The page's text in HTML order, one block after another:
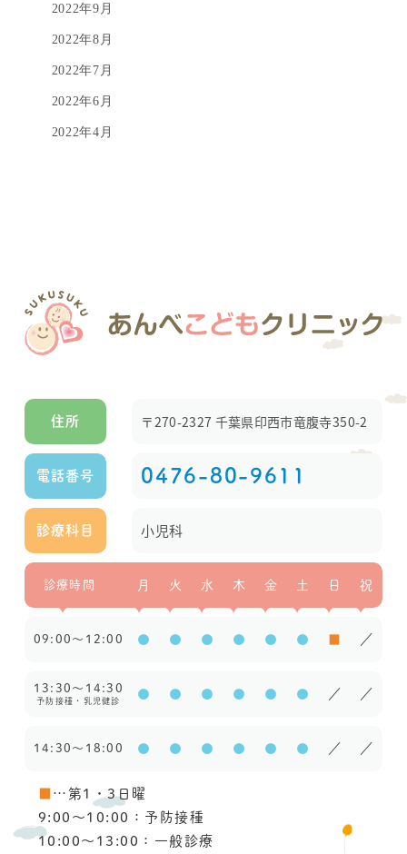
2022年9月
2022年8月
2022年7月
2022年6月
2022年4月
住所 〒270-2327 千葉県印西市竜腹寺350-2
電話番号 0476-80-9611
診療科目 小児科
診療時間 月 火 水 木 金 土 日 祝
09:00～12:00 ● ● ● ● ● ● ■ ／
13:30～14:30
予防接種・乳児健診
● ● ● ● ● ● ／ ／
14:30～18:00 ● ● ● ● ● ● ／ ／
…第1・3日曜
9:00〜10:00：予防接種
10:00〜13:00：一般診療